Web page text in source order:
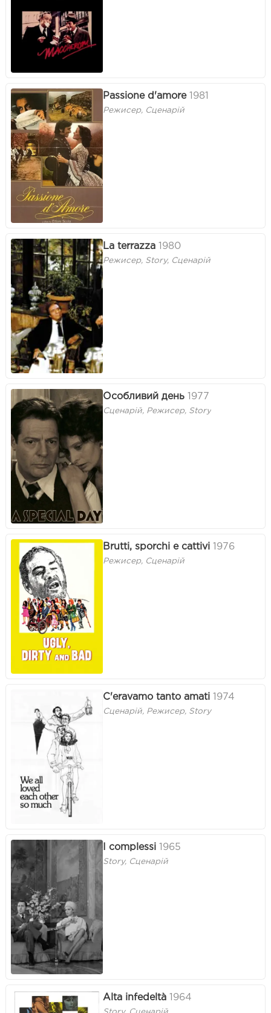
Passione d'amore 1981
Режисер, Сценарій
La terrazza 1980
Режисер, Story, Сценарій
Особливий день 1977
Сценарій, Режисер, Story
Brutti, sporchi e cattivi 1976
Режисер, Сценарій
C'eravamo tanto amati 1974
Сценарій, Режисер, Story
I complessi 1965
Story, Сценарій
Alta infedeltà 1964